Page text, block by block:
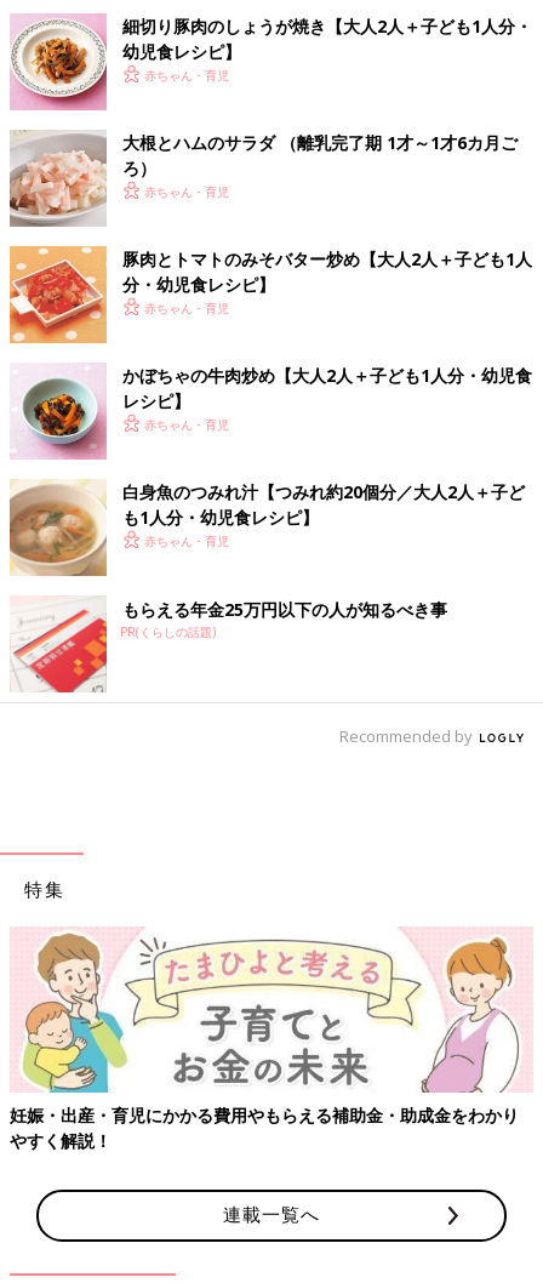
細切り豚肉のしょうが焼き【大人2人＋子ども1人分・
幼児食レシピ】
赤ちゃん・育児
大根とハムのサラダ （離乳完了期 1才～1才6カ月ご
ろ）
赤ちゃん・育児
豚肉とトマトのみそバター炒め【大人2人＋子ども1人
分・幼児食レシピ】
赤ちゃん・育児
かぼちゃの牛肉炒め【大人2人＋子ども1人分・幼児食
レシピ】
赤ちゃん・育児
白身魚のつみれ汁【つみれ約20個分／大人2人＋子ど
も1人分・幼児食レシピ】
赤ちゃん・育児
もらえる年金25万円以下の人が知るべき事
PR(くらしの話題)
Recommended by
特集
妊娠・出産・育児にかかる費用やもらえる補助金・助成金をわかり
やすく解説！
連載一覧へ